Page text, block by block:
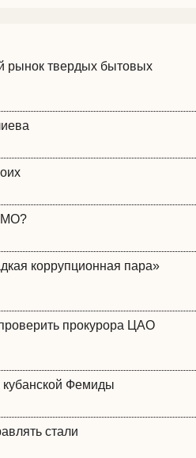
рынок твердых бытовых
коррупционная пара»
прокурора ЦАО
Фемиды
стали